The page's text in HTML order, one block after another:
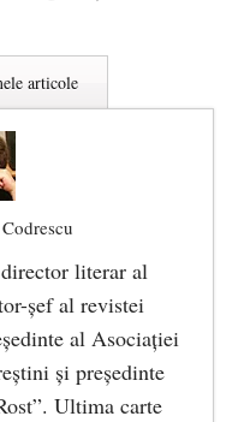
articole
literar al
şef al revistei
al Asociaţiei
şi preşedinte
Ultima carte